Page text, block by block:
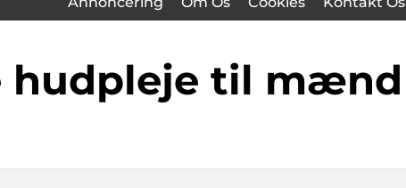
hudpleje til mænd